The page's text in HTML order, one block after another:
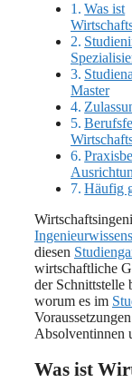
Was ist
Master
Häufig
diesen
wirtschaftliche
der Schnittstelle
worum es im
Absolventinnen
Was ist